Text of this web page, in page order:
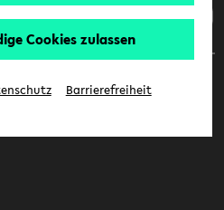
Cookies zulassen
Barrierefreiheit